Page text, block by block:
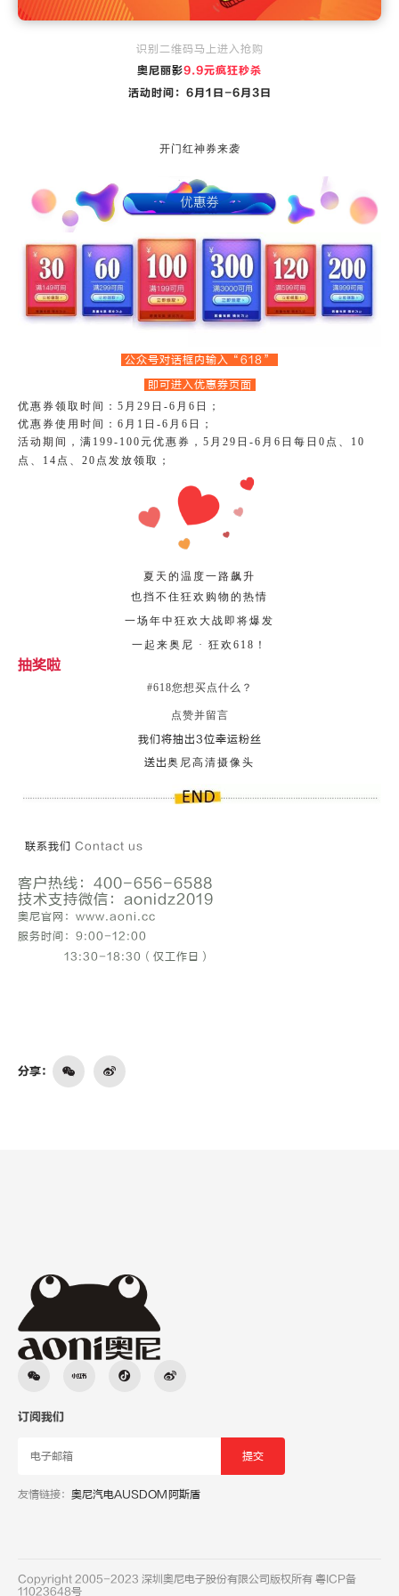
识别二维码马上进入抢购
奥尼丽影9.9元疯狂秒杀
活动时间：6月1日-6月3日
开门红神券来袭
公众号对话框内输入“618”
即可进入优惠券页面
优惠券领取时间：5月29日-6月6日；
优惠券使用时间：6月1日-6月6日；
活动期间， 满199-100元优惠券， 5月29日-6月6日 每日0点、10
点、14点、20点发放领取；
夏天的温度一路飙升
也挡不住狂欢购物的热情
一场年中狂欢大战即将爆发
一起来奥尼 · 狂欢618！
抽奖啦
#618您想买点什么？
点赞并留言
我们将抽出3位幸运粉丝
送出奥尼高清摄像头
联系我们 Contact us
客户热线 ：400-656-6588
技术支持微信：aonidz2019
奥尼官网：www.aoni.cc
服务时间：9:00-12:00
13:30-18:30（仅工作日）
分享：
订阅我们
友情链接： 奥尼汽电AUSDOM阿斯盾
Copyright 2005-2023 深圳奥尼电子股份有限公司版权所有 粤ICP备
11023648号